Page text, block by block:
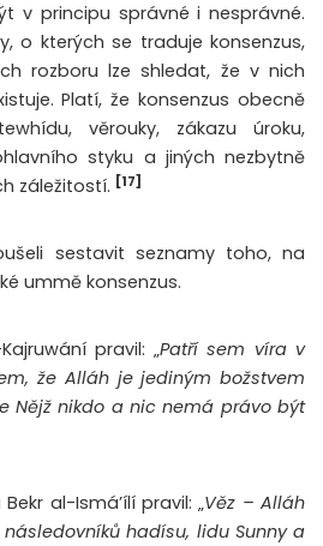
v principu správné i nesprávné.
o kterých se traduje konsenzus,
rozboru lze shledat, že v nich
Platí, že konsenzus obecně
věrouky, zákazu úroku,
styku a jiných nezbytně
záležitostí. [17]
sestavit seznamy toho, na
ummě konsenzus.
pravil: „Patří sem víra v
že Alláh je jediným božstvem
Nějž nikdo a nic nemá právo být
al-Ismá’ílí pravil: „Věz – Alláh
hadísu, lidu Sunny a